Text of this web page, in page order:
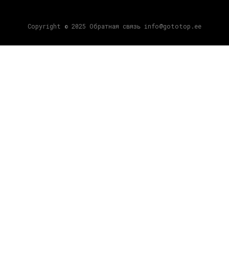
Copyright © 2025 Обратная связь info@gototop.ee